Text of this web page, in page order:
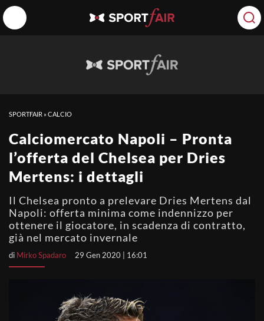
SPORTFAIR »CALCIO
Calciomercato Napoli – Pronta
l’offerta del Chelsea per Dries
Mertens: i dettagli
Il Chelsea pronto a prelevare Dries Mertens dal
Napoli: offerta minima come indennizzo per
ottenere il giocatore, in scadenza di contratto,
già nel mercato invernale
di Mirko Spadaro 29 Gen 2020 | 16:01